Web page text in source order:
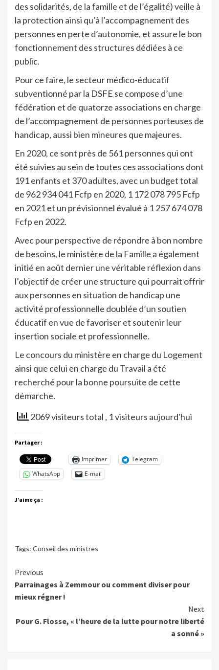
des solidarités, de la famille et de l’égalité) veille à
la protection ainsi qu’à l’accompagnement des
personnes en perte d’autonomie, et assure le bon
fonctionnement des structures dédiées à ce
public.
Pour ce faire, le secteur médico-éducatif
subventionné par la DSFE se compose d’une
fédération et de quatorze associations en charge
de l’accompagnement de personnes porteuses de
handicap, aussi bien mineures que majeures.
En 2020, ce sont près de 561 personnes qui ont
été suivies au sein de toutes ces associations dont
191 enfants et 370 adultes, avec un budget total
de 962 934 041 Fcfp en 2020, 1 172 078 795 Fcfp
en 2021 et un prévisionnel évalué à 1 257 674 078
Fcfp en 2022.
Avec pour perspective de répondre à bon nombre
de besoins, le ministère de la Famille a également
initié en août dernier une véritable réflexion dans
l’objectif de créer une structure qui pourrait offrir
aux personnes en situation de handicap une
activité professionnelle doublée d’un soutien
éducatif en vue de favoriser et soutenir leur
insertion sociale et professionnelle.
Le concours du ministère en charge du Logement
ainsi que celui en charge du Travail a été
recherché pour la bonne poursuite de cette
démarche.
2069 visiteurs total , 1 visiteurs aujourd'hui
Partager :
Imprimer
Telegram
WhatsApp
E-mail
J’aime ça :
Tags: Conseil des ministres
Continue
Reading
Previous
Parrainages à Zemmour ou comment diviser pour
mieux régner !
Next
Pour G. Flosse, « l’heure de la lutte pour notre liberté
a sonné »